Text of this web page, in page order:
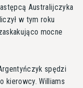
Australijczyka
w tym roku
mocne
spędzi
kierowcy. Williams